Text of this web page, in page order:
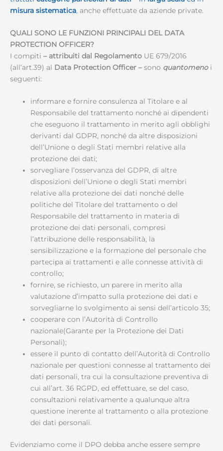
misura sistematica, anche effettuate da aziende private.
QUALI SONO LE FUNZIONI PRINCIPALI DEL DATA
PROTECTION OFFICER?
I compiti – attribuiti dal Regolamento UE 679/2016
(all’art.39) al Data Protection Officer –sono quantomenoi
seguenti:
informare e fornire consulenza al Titolare e al
Responsabile del trattamento nonché ai dipendenti
che eseguono il trattamento in merito agli obblighi
derivanti dal GDPR, nonché da altre disposizioni
dell’Unione o degli Stati membri relative alla
protezione dei dati;
sorvegliare l’osservanza del GDPR, di altre
disposizioni dell’Unione o degli Stati membri
relative alla protezione dei dati nonché delle
politiche del Titolare del trattamento o del
Responsabile del trattamento in materia di
protezione dei dati personali, compresi
l’attribuzione delle responsabilità, la
sensibilizzazione e la formazione del personale che
partecipa ai trattamenti e alle connesse attività di
controllo;
fornire, se richiesto, un parere in merito alla
valutazione d’impatto sulla protezione dei dati e
sorvegliarne lo svolgimento ai sensi dell’articolo 35;
cooperare con l’Autorità di Controllo
nazionale(Garante per la Protezione dei Dati
Personali);
essere il punto di contatto dell’Autorità di Controllo
nazionale per questioni connesse al trattamento dei
dati personali, tra cui la consultazione preventiva di
cui all’art. 36 RGPD, ed effettuare, se del caso,
consultazioni relativamente a qualunque altra
questione inerente al trattamento o alla protezione
dei dati personali.
Evidenziamo come il DPO debba anche essere sempre